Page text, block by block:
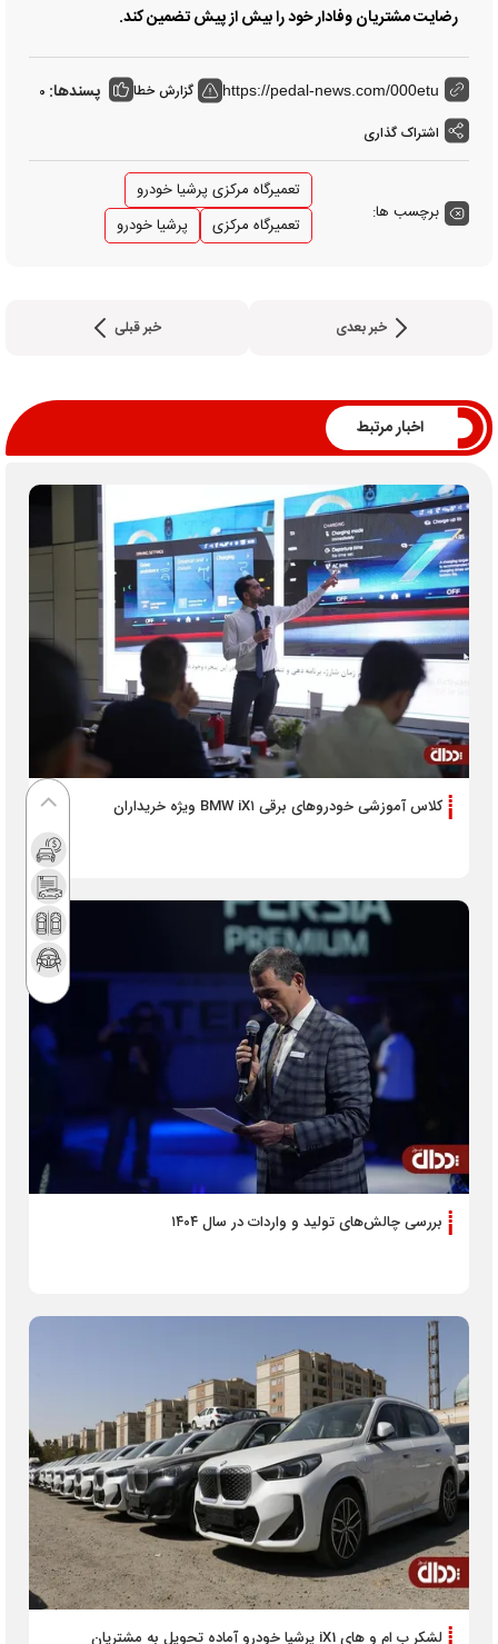
رضایت مشتریان وفادار خود را بیش از پیش تضمین کند.
https://pedal-news.com/000etu گزارش خطا پسندها: 0
اشتراک گذاری
برچسب ها:
تعمیرگاه مرکزی پرشیا خودرو
تعمیرگاه مرکزی
پرشیا خودرو
خبر بعدی خبر قبلی
اخبار مرتبط
کلاس آموزشی خودرو‌های برقی BMW iX۱ ویژه خریداران
بررسی چالش‌های تولید و واردات در سال ۱۴۰۴
لشکر ب ام و های iX1 پرشیا خودرو آماده تحویل به مشتریان